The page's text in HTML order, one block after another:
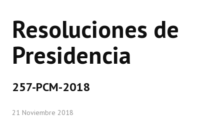
CONCEJO
Bloques Políticos
Comisiones Permanentes
Comisiones Especiales
Resoluciones de
Presidencia
257-PCM-2018
21 Noviembre 2018